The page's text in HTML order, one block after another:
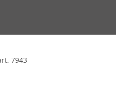
7943